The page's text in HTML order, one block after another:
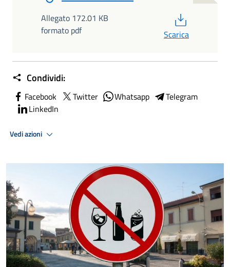
Allegato 172.01 KB
formato pdf
Scarica
Condividi:
Facebook Twitter Whatsapp
Telegram
LinkedIn
Vedi azioni